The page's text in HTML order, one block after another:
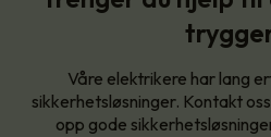
Våre elektrikere har lang
sikkerhetsløsninger. Kontakt
opp gode